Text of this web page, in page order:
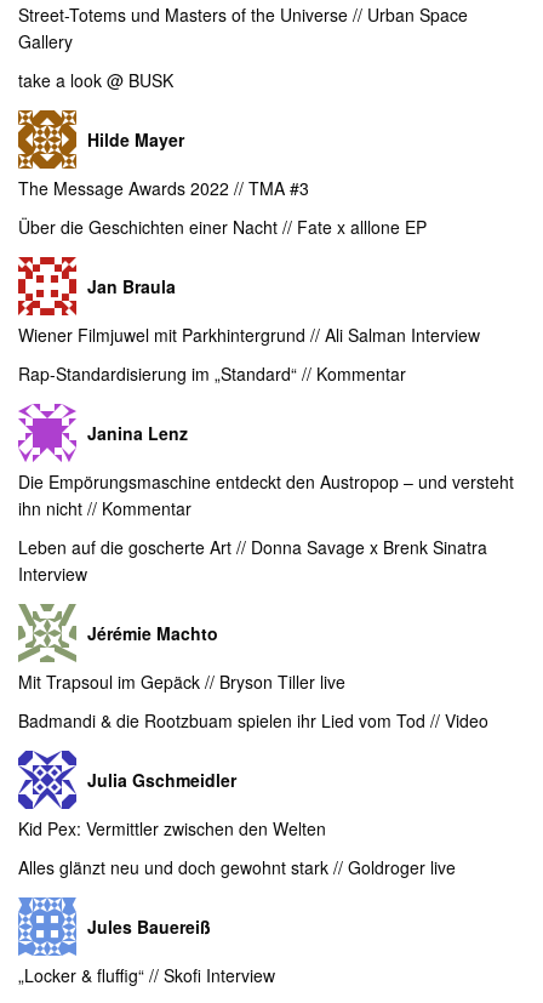
Street-Totems und Masters of the Universe // Urban Space
Gallery
take a look @ BUSK
Hilde Mayer
The Message Awards 2022 // TMA #3
Über die Geschichten einer Nacht // Fate x alllone EP
Jan Braula
Wiener Filmjuwel mit Parkhintergrund // Ali Salman Interview
Rap-Standardisierung im „Standard“ // Kommentar
Janina Lenz
Die Empörungsmaschine entdeckt den Austropop – und versteht
ihn nicht // Kommentar
Leben auf die goscherte Art // Donna Savage x Brenk Sinatra
Interview
Jérémie Machto
Mit Trapsoul im Gepäck // Bryson Tiller live
Badmandi & die Rootzbuam spielen ihr Lied vom Tod // Video
Julia Gschmeidler
Kid Pex: Vermittler zwischen den Welten
Alles glänzt neu und doch gewohnt stark // Goldroger live
Jules Bauereiß
„Locker & fluffig“ // Skofi Interview